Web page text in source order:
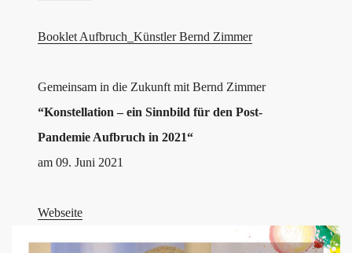
Booklet Aufbruch_Künstler Bernd Zimmer
Gemeinsam in die Zukunft mit Bernd Zimmer
“Konstellation – ein Sinnbild für den Post-
Pandemie Aufbruch in 2021“
am 09. Juni 2021
Webseite